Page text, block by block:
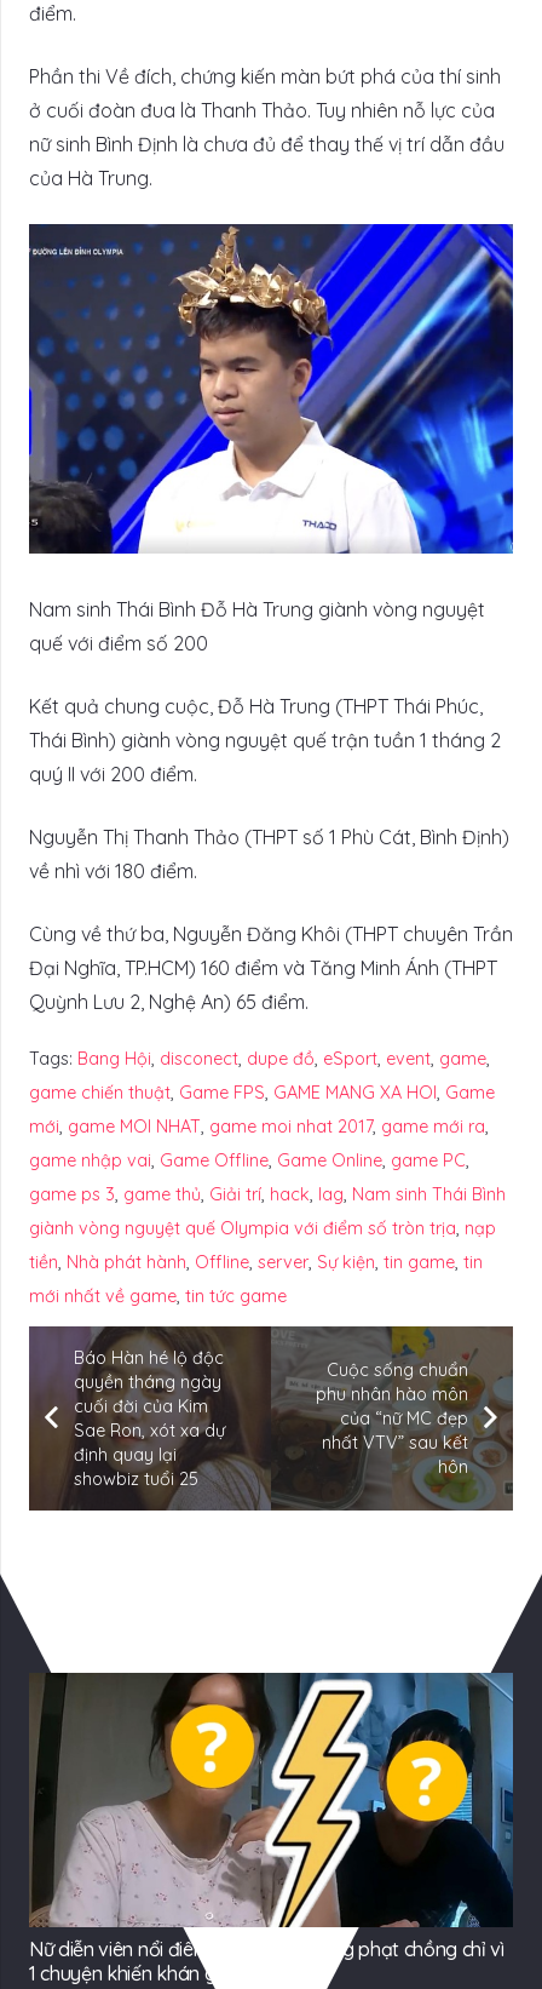
điểm.
Phần thi Về đích, chứng kiến màn bứt phá của thí sinh
ở cuối đoàn đua là Thanh Thảo. Tuy nhiên nỗ lực của
nữ sinh Bình Định là chưa đủ để thay thế vị trí dẫn đầu
của Hà Trung.
Nam sinh Thái Bình Đỗ Hà Trung giành vòng nguyệt
quế với điểm số 200
Kết quả chung cuộc, Đỗ Hà Trung (THPT Thái Phúc,
Thái Bình) giành vòng nguyệt quế trận tuần 1 tháng 2
quý II với 200 điểm.
Nguyễn Thị Thanh Thảo (THPT số 1 Phù Cát, Bình Định)
về nhì với 180 điểm.
Cùng về thứ ba, Nguyễn Đăng Khôi (THPT chuyên Trần
Đại Nghĩa, TP.HCM) 160 điểm và Tăng Minh Ánh (THPT
Quỳnh Lưu 2, Nghệ An) 65 điểm.
Tags: Bang Hội, disconect, dupe đồ, eSport, event, game,
game chiến thuật, Game FPS, GAME MANG XA HOI, Game
mới, game MOI NHAT, game moi nhat 2017, game mới ra,
game nhập vai, Game Offline, Game Online, game PC,
game ps 3, game thủ, Giải trí, hack, lag, Nam sinh Thái Bình
giành vòng nguyệt quế Olympia với điểm số tròn trịa, nạp
tiền, Nhà phát hành, Offline, server, Sự kiện, tin game, tin
mới nhất về game, tin tức game
Báo Hàn hé lộ độc
quyền tháng ngày
cuối đời của Kim
Sae Ron, xót xa dự
định quay lại
showbiz tuổi 25
Cuộc sống chuẩn
phu nhân hào môn
của “nữ MC đẹp
nhất VTV” sau kết
hôn
Nữ diễn viên nổi điên, quát tháo, trừng phạt chồng chỉ vì
1 chuyện khiến khán giả sốc nặng